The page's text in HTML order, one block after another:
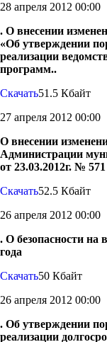
28 апреля 2012 00:00
. О внесении
«Об утверждении
реализации
программ..
Скачать51.5 Кбайт
27 апреля 2012 00:00
О внесении
Администрации
от 23.03.2012г. № 571
Скачать52.5 Кбайт
26 апреля 2012 00:00
. О безопасности на
года
Скачать50 Кбайт
26 апреля 2012 00:00
. Об утверждении
реализации